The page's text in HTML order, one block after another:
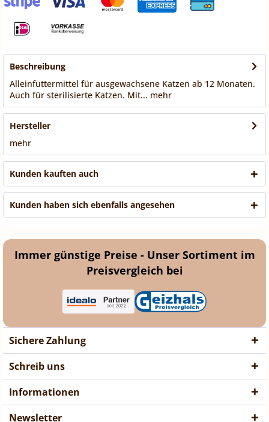
Beschreibung
Alleinfuttermittel für ausgewachsene Katzen ab 12 Monaten.
Auch für sterilisierte Katzen. Mit... mehr
Hersteller
mehr
Kunden kauften auch
Kunden haben sich ebenfalls angesehen
Immer günstige Preise - Unser Sortiment im
Preisvergleich bei
Sichere Zahlung
Schreib uns
Informationen
Newsletter